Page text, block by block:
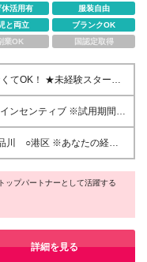
休活用有
服装自由
と両立
ブランクOK
業OK 国認定取得
てOK！ ★未経験スタート
業種からの転職も歓迎！ ★
大好
れば大丈夫◎ 当社で
、これからどうなりたいか
まざまな経歴の先輩たち
です！ 【カジュア
軽にお話しする場です！私
き・楽しく働きたい！ ◇
ンセンティブ ※試用期間中
+インセンティブ ※福利厚
あなたの経験
にて ご相談させていただ
イアント先での研修となり
袋１２０６
ップパートナーとして活躍する
いいかわからない」
金がかかる」
い」
詳細を見る